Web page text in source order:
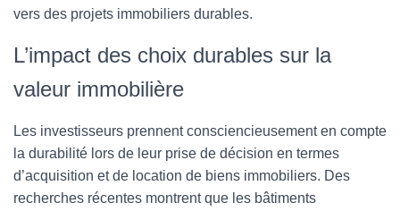
vers des projets immobiliers durables.
L’impact des choix durables sur la
valeur immobilière
Les investisseurs prennent consciencieusement en compte
la durabilité lors de leur prise de décision en termes
d’acquisition et de location de biens immobiliers. Des
recherches récentes montrent que les bâtiments